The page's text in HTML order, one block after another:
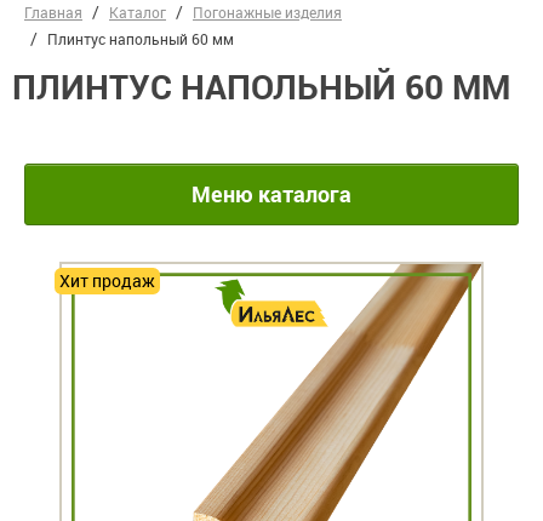
Главная Каталог
Погонажные изделия
Плинтус напольный 60 мм
ПЛИНТУС НАПОЛЬНЫЙ 60 ММ
Меню каталога
Хит продаж